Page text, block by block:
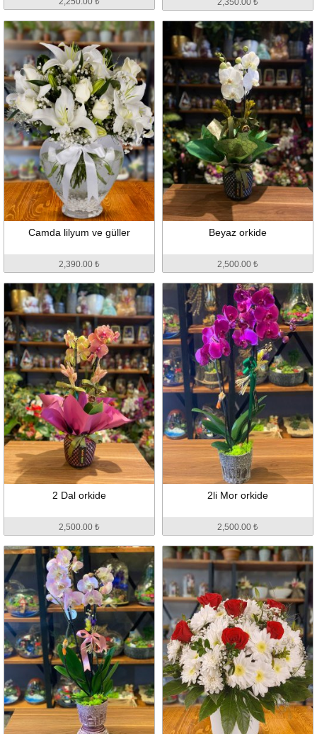
Camda lilyum ve güller
2,390.00 ₺
Beyaz orkide
2,500.00 ₺
2 Dal orkide
2,500.00 ₺
2li Mor orkide
2,500.00 ₺